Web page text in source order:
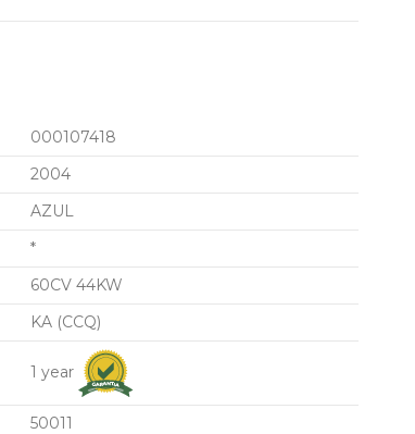
000107418
2004
AZUL
*
60CV 44KW
KA (CCQ)
1 year
50011